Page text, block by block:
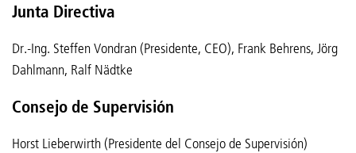
Junta Directiva
Dr.-Ing. Steffen Vondran (Presidente, CEO), Frank Behrens, Jörg
Dahlmann, Ralf Nädtke
Consejo de Supervisión
Horst Lieberwirth (Presidente del Consejo de Supervisión)